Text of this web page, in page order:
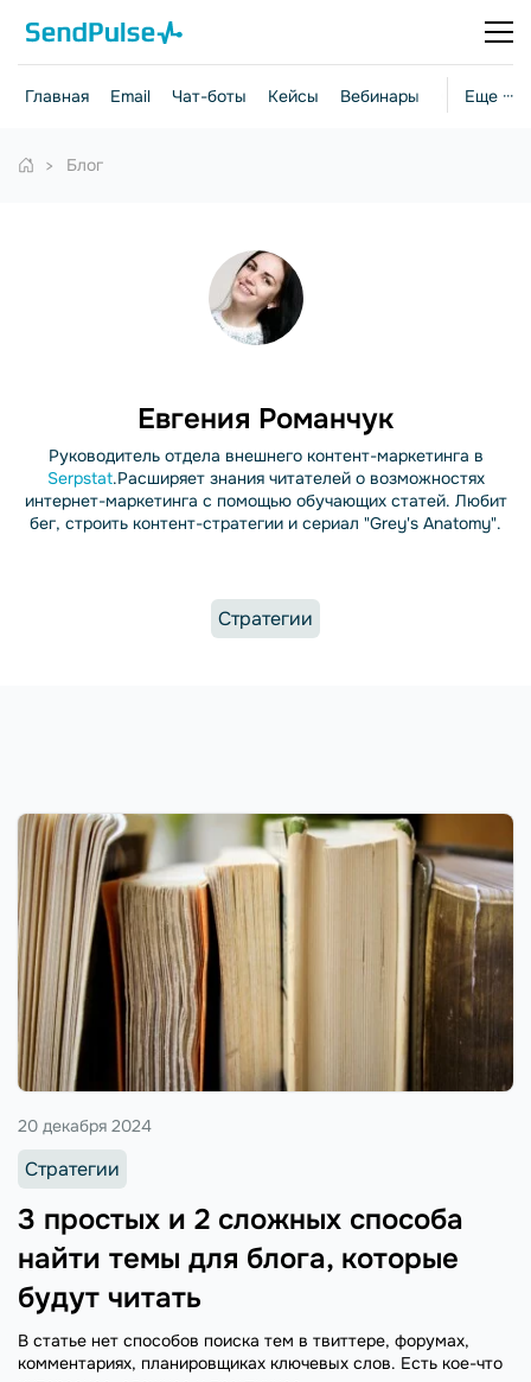
Еще ···
Главная Email Чат-боты Кейсы Вебинары Стратегии
Блог
Евгения Романчук
Руководитель отдела внешнего контент-маркетинга в
Serpstat.Расширяет знания читателей о возможностях
интернет-маркетинга с помощью обучающих статей. Любит
бег, строить контент-стратегии и сериал "Grey's Anatomy".
Стратегии
3 простых и 2 сложных способа
найти темы для блога, которые
будут читать
20 декабря 2024
Стратегии
В статье нет способов поиска тем в твиттере, форумах,
комментариях, планировщиках ключевых слов. Есть кое-что